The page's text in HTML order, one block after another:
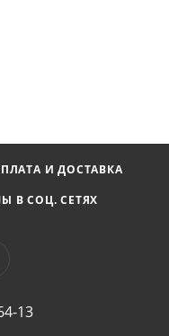
И ДОСТАВКА
В СОЦ. СЕТЯХ
13